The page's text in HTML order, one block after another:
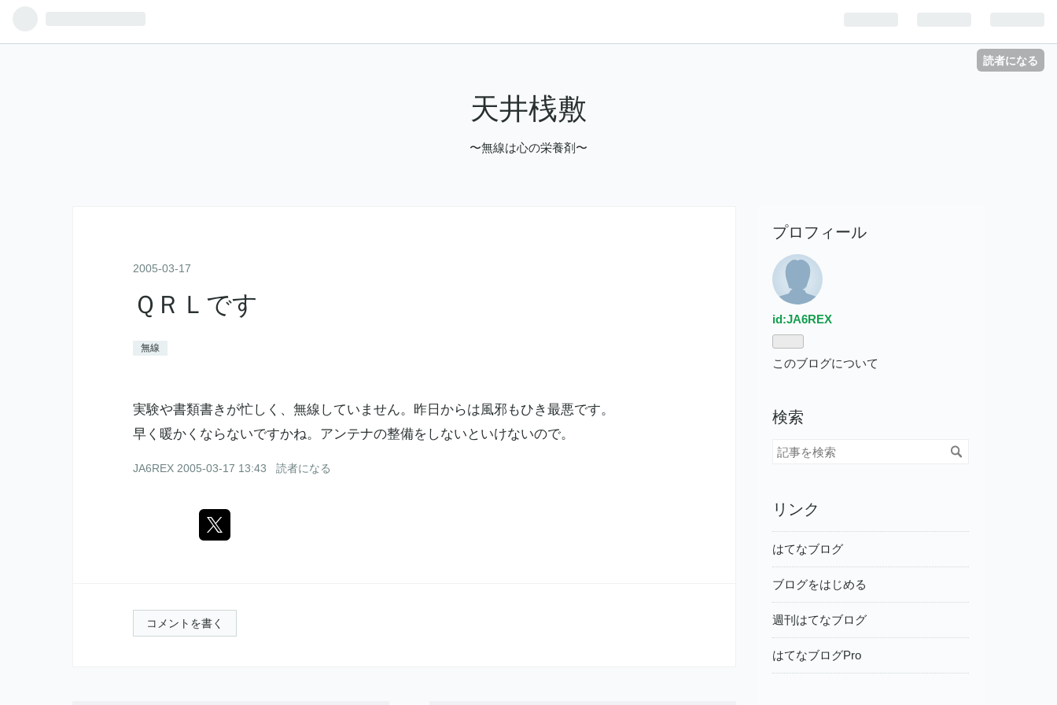
読者になる
天井桟敷
〜無線は心の栄養剤〜
2005-03-17
ＱＲＬです
無線
実験や書類書きが忙しく、無線していません。昨日からは風邪もひき最悪です。
早く暖かくならないですかね。アンテナの整備をしないといけないので。
JA6REX 2005-03-17 13:43 読者になる
コメントを書く
プロフィール
id:JA6REX
このブログについて
検索
リンク
はてなブログ
ブログをはじめる
週刊はてなブログ
はてなブログPro